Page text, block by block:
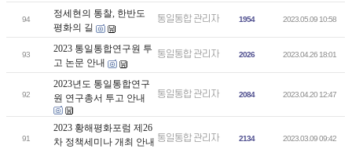
94
정세현의 통찰, 한반도
평화의 길
통일통합 관리자 1954 2023.05.09 10:58
93
2023 통일통합연구원 투
고 논문 안내
통일통합 관리자 2026 2023.04.26 18:01
92
2023년도 통일통합연구
원 연구총서 투고 안내
통일통합 관리자 2084 2023.04.20 12:47
91
2023 황해평화포럼 제26
차 정책세미나 개최 안내 통일통합 관리자 2134 2023.03.09 09:42